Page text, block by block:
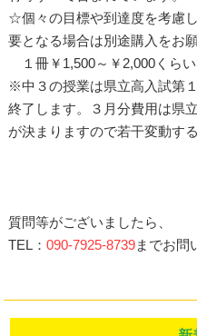
☆個々の目標や到達度を考慮
要となる場合は別途購入をお願
１冊￥1,500～￥2,000くらい
※中３の授業は県立高入試第
終了します。３月分費用は県
が決まりますので若干変動す
質問等がございましたら、
TEL： 090-7925-8739までお問